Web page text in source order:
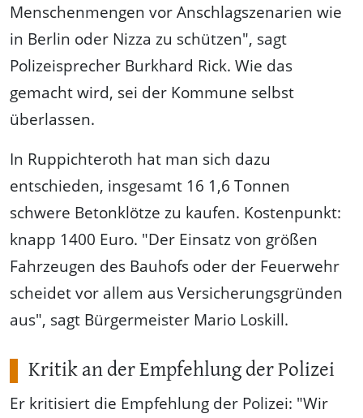
Menschenmengen vor Anschlagszenarien wie
in Berlin oder Nizza zu schützen", sagt
Polizeisprecher Burkhard Rick. Wie das
gemacht wird, sei der Kommune selbst
überlassen.
In Ruppichteroth hat man sich dazu
entschieden, insgesamt 16 1,6 Tonnen
schwere Betonklötze zu kaufen. Kostenpunkt:
knapp 1400 Euro. "Der Einsatz von größen
Fahrzeugen des Bauhofs oder der Feuerwehr
scheidet vor allem aus Versicherungsgründen
aus", sagt Bürgermeister Mario Loskill.
Kritik an der Empfehlung der Polizei
Er kritisiert die Empfehlung der Polizei: "Wir